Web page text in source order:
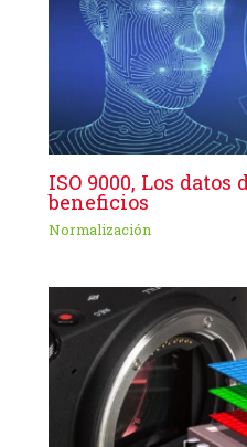
ISO 9000, Los datos
beneficios
Normalización